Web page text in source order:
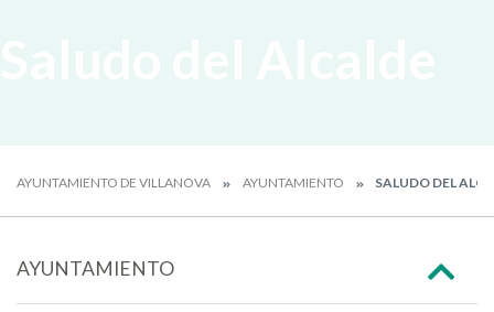
AYUNTAMIENTO DE VILLANOVA AYUNTAMIENTO SALUDO DEL
AYUNTAMIENTO